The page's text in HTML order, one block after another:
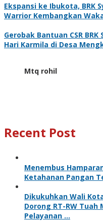
Ekspansi ke Ibukota, BRK
Warrior Kembangkan
Gerobak Bantuan CSR
Hari Karmila di Desa
Mtq rohil
Recent Post
Menembus
Ketahanan Pangan
Dikukuhkan Wali
Dorong RT-RW Tuah
Pelayanan …